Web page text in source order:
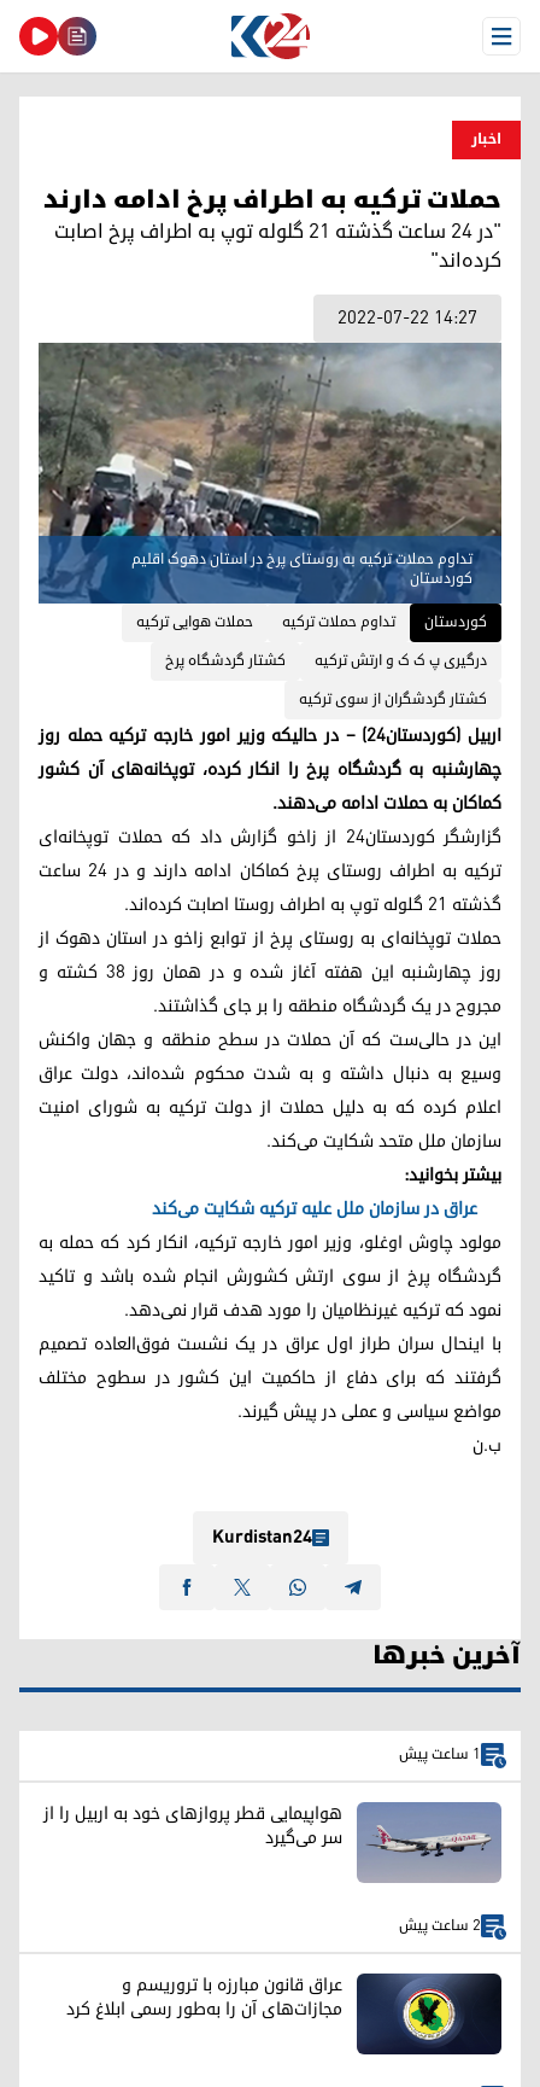
Open Menu
اخبار
حملات ترکیه به اطراف پرخ ادامه دارند
"در ٢٤ ساعت گذشته ٢١ گلوله توپ به اطراف پرخ اصابت
کرده‌اند"
2022-07-22 14:27
تداوم حملات ترکیه به روستای پرخ در استان دهوک اقلیم
کوردستان
کوردستان
تداوم حملات ترکیه
حملات هوایی ترکیه
درگیری پ ک ک و ارتش ترکیه
کشتار گردشگاه پرخ
کشتار گردشگران از سوی ترکیه
اربیل (کوردستان٢٤) – در حالیکه وزیر امور خارجه ترکیه حمله روز
چهارشنبه به گردشگاه پرخ را انکار کرده، توپخانه‌‌های آن کشور
کماکان به حملات ادامه می‌دهند.
گزارشگر کوردستان٢٤ از زاخو گزارش داد که حملات توپخانه‌ای
ترکیه به اطراف روستای پرخ کماکان ادامه دارند و در ٢٤ ساعت
گذشته ٢١ گلوله توپ به اطراف روستا اصابت کرده‌اند.
حملات توپخانه‌ای به روستای پرخ از توابع زاخو در استان دهوک از
روز چهارشنبه این هفته آغاز شده و در همان روز ٣٨ کشته و
مجروح در یک گردشگاه منطقه را بر جای گذاشتند.
این در حالی‌ست که آن حملات در سطح منطقه و جهان واکنش
وسیع به دنبال داشته و به شدت محکوم شده‌اند، دولت عراق
اعلام کرده که به دلیل حملات از دولت ترکیه به شورای امنیت
سازمان ملل متحد شکایت می‌کند.
بیشتر بخوانید:
عراق در سازمان ملل علیه ترکیه شکایت می‌کند
مولود چاوش اوغلو، وزیر امور خارجه ترکیه، انکار کرد که حمله به
گردشگاه پرخ از سوی ارتش کشورش انجام شده باشد و تاکید
نمود که ترکیه غیرنظامیان را مورد هدف قرار نمی‌دهد.
با اینحال سران طراز اول عراق در یک نشست فوق‌العاده تصمیم
گرفتند که برای دفاع از حاکمیت این کشور در سطوح مختلف
مواضع سیاسی و عملی در پیش گیرند.
ب.ن
Kurdistan24
آخرین خبرها
1 ساعت پیش
هواپیمایی قطر پروازهای خود به اربیل را از
سر می‌گیرد
2 ساعت پیش
عراق قانون مبارزه با تروریسم و
مجازات‌های آن را به‌طور رسمی ابلاغ کرد